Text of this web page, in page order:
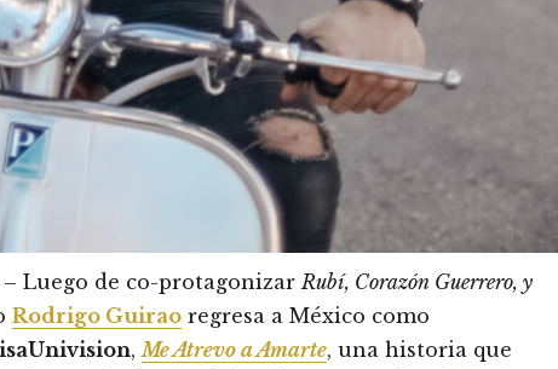
– Luego de co-protagonizar Rubí, Corazón Guerrero, y
Rodrigo Guirao regresa a México como
, Me Atrevo a Amarte, una historia que